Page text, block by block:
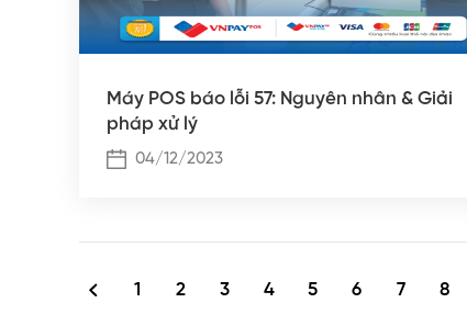
Máy POS báo lỗi 57: Nguyên nhân & Giải
pháp xử lý
04/12/2023
1 2 3 4 5 6 7 8